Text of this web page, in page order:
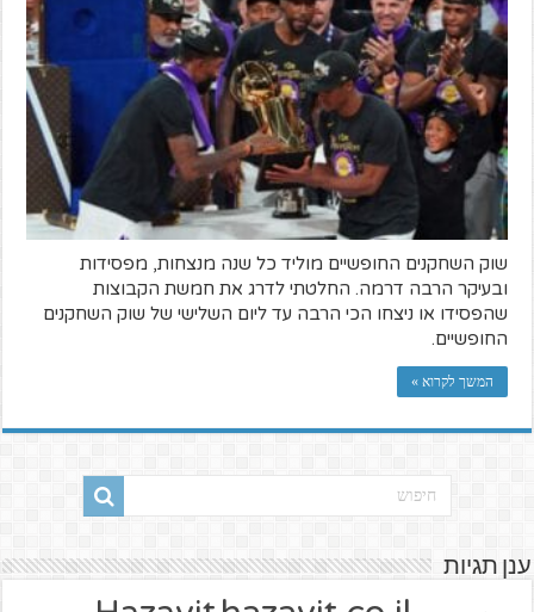
שוק השחקנים החופשיים מוליד כל שנה מנצחות, מפסידות
ובעיקר הרבה דרמה. החלטתי לדרג את חמשת הקבוצות
שהפסידו או ניצחו הכי הרבה עד ליום השלישי של שוק השחקנים
החופשיים.
המשך לקרוא »
ענן תגיות